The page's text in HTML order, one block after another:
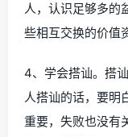
人，认识足够多的
些相互交换的价值
4、学会搭讪。搭
人搭讪的话，要明
重要，失败也没有